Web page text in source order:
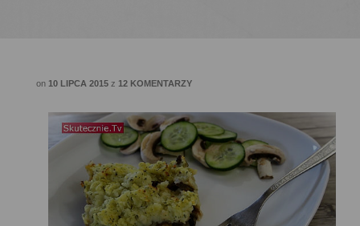
on 10 LIPCA 2015 z 12 KOMENTARZY